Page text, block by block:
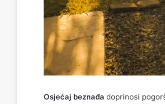
Osjećaj beznađa doprinosi